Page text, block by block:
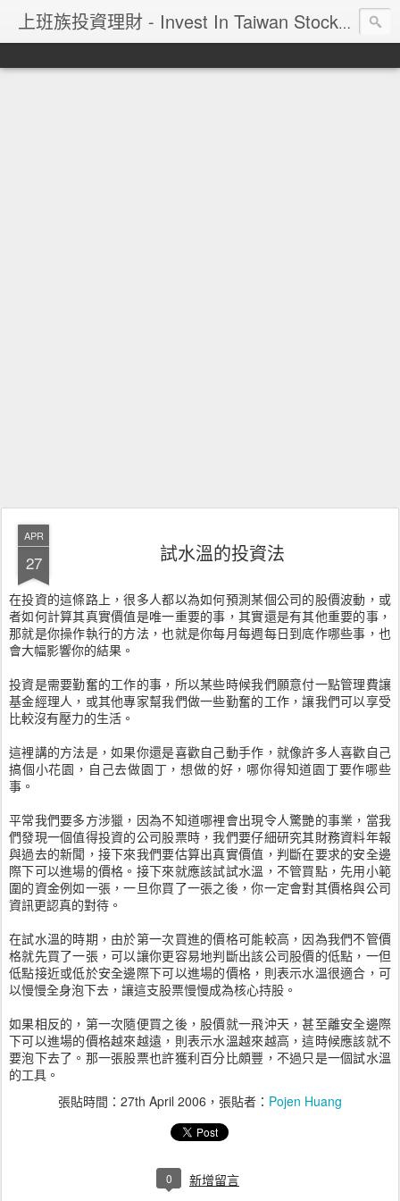
上班族投資理財 - Invest In Taiwan Stock Market
APR
27 試水溫的投資法
在投資的這條路上，很多人都以為如何預測某個公司的股價波動，或
者如何計算其真實價值是唯一重要的事，其實還是有其他重要的事，
那就是你操作執行的方法，也就是你每月每週每日到底作哪些事，也
會大幅影響你的結果。
投資是需要勤奮的工作的事，所以某些時候我們願意付一點管理費讓
基金經理人，或其他專家幫我們做一些勤奮的工作，讓我們可以享受
比較沒有壓力的生活。
這裡講的方法是，如果你還是喜歡自己動手作，就像許多人喜歡自己
搞個小花園，自己去做園丁，想做的好，哪你得知道園丁要作哪些
事。
平常我們要多方涉獵，因為不知道哪裡會出現令人驚艷的事業，當我
們發現一個值得投資的公司股票時，我們要仔細研究其財務資料年報
與過去的新聞，接下來我們要估算出真實價值，判斷在要求的安全邊
際下可以進場的價格。接下來就應該試試水溫，不管買點，先用小範
圍的資金例如一張，一旦你買了一張之後，你一定會對其價格與公司
資訊更認真的對待。
在試水溫的時期，由於第一次買進的價格可能較高，因為我們不管價
格就先買了一張，可以讓你更容易地判斷出該公司股價的低點，一但
低點接近或低於安全邊際下可以進場的價格，則表示水溫很適合，可
以慢慢全身泡下去，讓這支股票慢慢成為核心持股。
如果相反的，第一次隨便買之後，股價就一飛沖天，甚至離安全邊際
下可以進場的價格越來越遠，則表示水溫越來越高，這時候應該就不
要泡下去了。那一張股票也許獲利百分比頗豐，不過只是一個試水溫
的工具。
張貼時間： 27th April 2006 ，張貼者： Pojen Huang
0 新增留言